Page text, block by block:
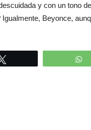
y con un tono
Beyonce,